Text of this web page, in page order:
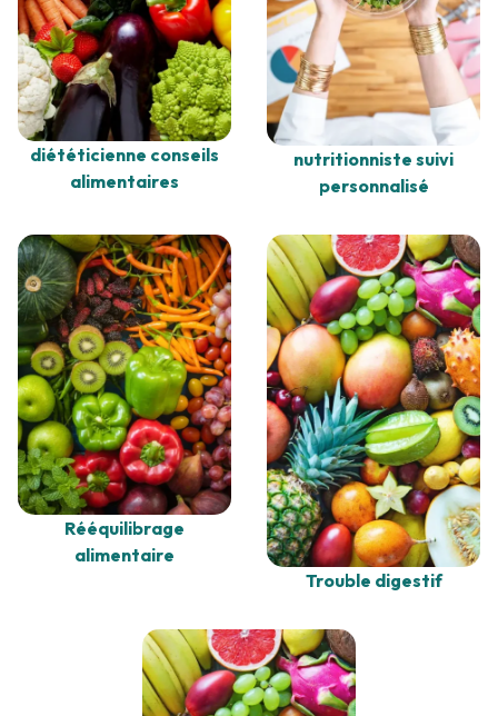
diététicienne conseils
alimentaires
nutritionniste suivi
personnalisé
Rééquilibrage
alimentaire
Trouble digestif